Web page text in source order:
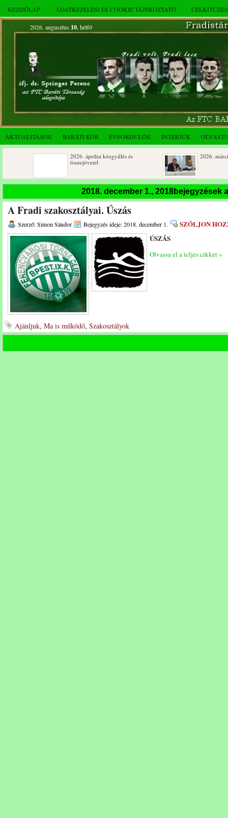
KEZDŐLAP ADATKEZELÉSI ÉS COOKIE TÁJÉKOZTATÓ
2026. augusztus 10.hétfő
AKTUALITÁSOK BARÁTI KÖR ÉVFORDULÓK INTERJÚK
2026. áprilisi közgyűlés és
2026. márciusi összejövetel
Rendkívüli közgyűlés és a 2025.
Dálnoki József 90 éves
2018. december 1., 2018bejegyzések
A Fradi szakosztályai. Úszás
Szerző: Simon Sándor Bejegyzés ideje: 2018. december 1.
SZÓLJON
ÚSZÁS
Olvassa el a teljes cikket »
Ajánljuk, Ma is működő, Szakosztályok